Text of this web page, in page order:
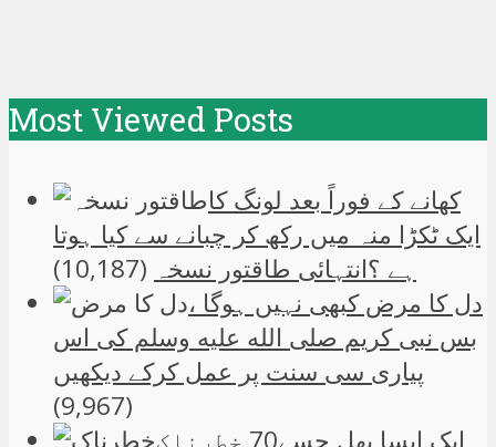
Most Viewed Posts
کھانے کے فوراً بعد لونگ کا
ایک ٹکڑا منہ میں رکھ کر چبانے سے کیا ہوتا
ہے ؟انتہائی طاقتور نسخہ (10,187)
دل کا مرض کبھی نہیں ہوگا ،
بس نبی کریم صلی الله علیه وسلم کی اس
پیاری سی سنت پر عمل کرکے دیکھیں
(9,967)
ایک ایسا پھل جسے70 خطرناک